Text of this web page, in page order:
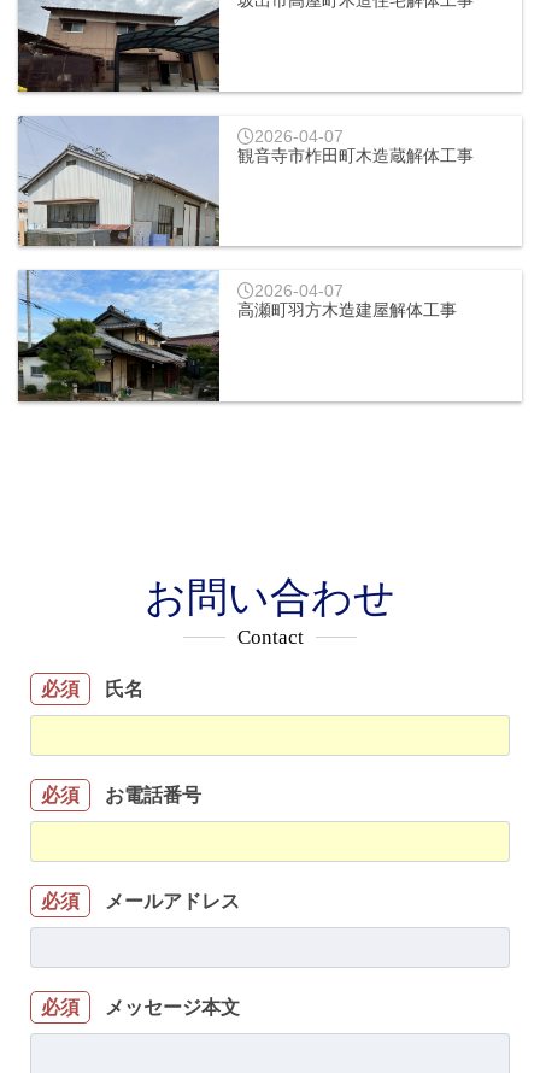
2026-04-07
観音寺市柞田町木造蔵解体工事
2026-04-07
高瀬町羽方木造建屋解体工事
お問い合わせ
Contact
必須 氏名
必須 お電話番号
必須 メールアドレス
必須 メッセージ本文